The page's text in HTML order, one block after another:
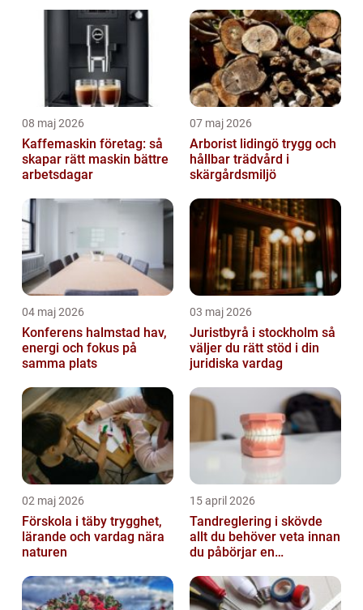
08 maj 2026
Kaffemaskin företag: så
skapar rätt maskin bättre
arbetsdagar
07 maj 2026
Arborist lidingö trygg och
hållbar trädvård i
skärgårdsmiljö
04 maj 2026
Konferens halmstad hav,
energi och fokus på
samma plats
03 maj 2026
Juristbyrå i stockholm så
väljer du rätt stöd i din
juridiska vardag
02 maj 2026
Förskola i täby trygghet,
lärande och vardag nära
naturen
15 april 2026
Tandreglering i skövde
allt du behöver veta innan
du påbörjar en